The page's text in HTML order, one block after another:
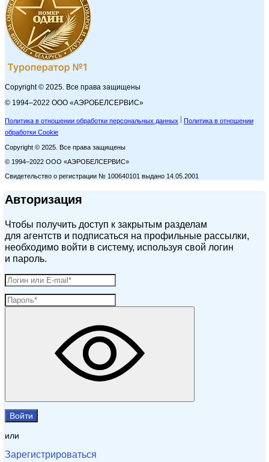
Copyright © 2025. Все права защищены
© 1994–2022 ООО «АЭРОБЕЛСЕРВИС»
Политика в отношении обработки персональных данных
Политика в отношении
обработки Cookie
Copyright © 2025. Все права защищены
© 1994–2022 ООО «АЭРОБЕЛСЕРВИС»
Свидетельство о регистрации № 100640101 выдано 14.05.2001
Авторизация
Чтобы получить доступ к закрытым разделам
для агентств и подписаться на профильные рассылки,
необходимо войти в систему, используя свой логин
и пароль.
Войти
или
Зарегистрироваться